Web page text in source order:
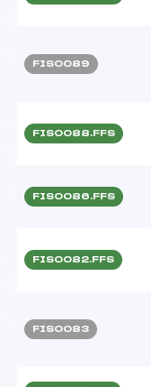
FIS0089
FIS0088.FFS
FIS0086.FFS
FIS0082.FFS
FIS0083